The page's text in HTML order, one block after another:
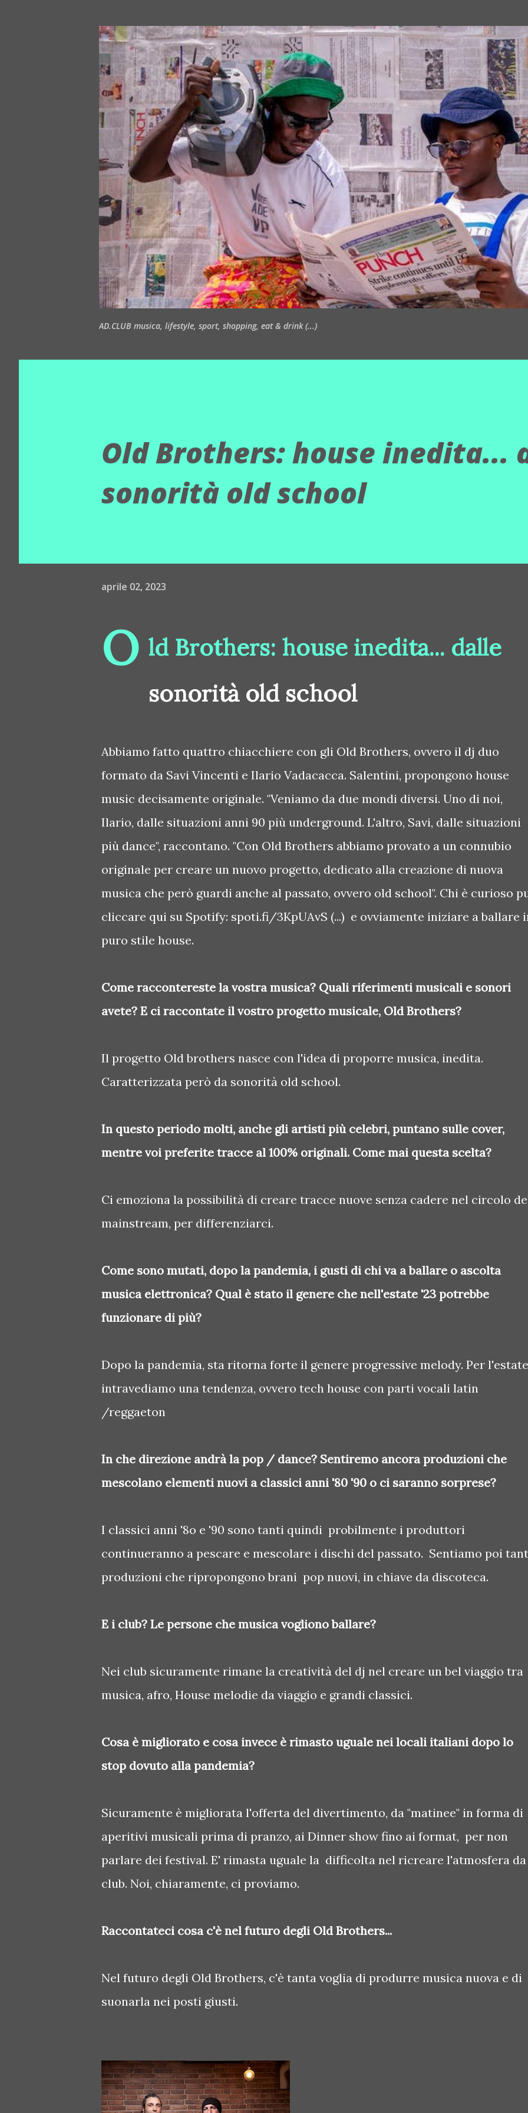
AD.CLUB musica, lifestyle, sport, shopping, eat & drink (...)
Old Brothers: house inedita...
sonorità old school
aprile 02, 2023
O ld Brothers: house inedita... dalle
sonorità old school
Abbiamo fatto quattro chiacchiere con gli Old Brothers, ovvero il dj duo
formato da Savi Vincenti e Ilario Vadacacca. Salentini, propongono house
music decisamente originale. "Veniamo da due mondi diversi. Uno di noi,
Ilario, dalle situazioni anni 90 più underground. L'altro, Savi, dalle situazioni
più dance", raccontano. "Con Old Brothers abbiamo provato a un connubio
originale per creare un nuovo progetto, dedicato alla creazione di nuova
musica che però guardi anche al passato, ovvero old school". Chi è curioso
cliccare qui su Spotify: spoti.fi/3KpUAvS (...) e ovviamente iniziare a ballare
puro stile house.
Come raccontereste la vostra musica? Quali riferimenti musicali e sonori
avete? E ci raccontate il vostro progetto musicale, Old Brothers?
Il progetto Old brothers nasce con l'idea di proporre musica, inedita.
Caratterizzata però da sonorità old school.
In questo periodo molti, anche gli artisti più celebri, puntano sulle cover,
mentre voi preferite tracce al 100% originali. Come mai questa scelta?
Ci emoziona la possibilità di creare tracce nuove senza cadere nel circolo
mainstream, per differenziarci.
Come sono mutati, dopo la pandemia, i gusti di chi va a ballare o ascolta
musica elettronica? Qual è stato il genere che nell'estate '23 potrebbe
funzionare di più?
Dopo la pandemia, sta ritorna forte il genere progressive melody. Per l'estate
intravediamo una tendenza, ovvero tech house con parti vocali latin
/reggaeton
In che direzione andrà la pop / dance? Sentiremo ancora produzioni che
mescolano elementi nuovi a classici anni '80 '90 o ci saranno sorprese?
I classici anni '8o e '90 sono tanti quindi probilmente i produttori
continueranno a pescare e mescolare i dischi del passato. Sentiamo poi
produzioni che ripropongono brani pop nuovi, in chiave da discoteca.
E i club? Le persone che musica vogliono ballare?
Nei club sicuramente rimane la creatività del dj nel creare un bel viaggio tra
musica, afro, House melodie da viaggio e grandi classici.
Cosa è migliorato e cosa invece è rimasto uguale nei locali italiani dopo lo
stop dovuto alla pandemia?
Sicuramente è migliorata l'offerta del divertimento, da "matinee" in forma di
aperitivi musicali prima di pranzo, ai Dinner show fino ai format, per non
parlare dei festival. E' rimasta uguale la difficolta nel ricreare l'atmosfera da
club. Noi, chiaramente, ci proviamo.
Raccontateci cosa c'è nel futuro degli Old Brothers...
Nel futuro degli Old Brothers, c'è tanta voglia di produrre musica nuova e di
suonarla nei posti giusti.